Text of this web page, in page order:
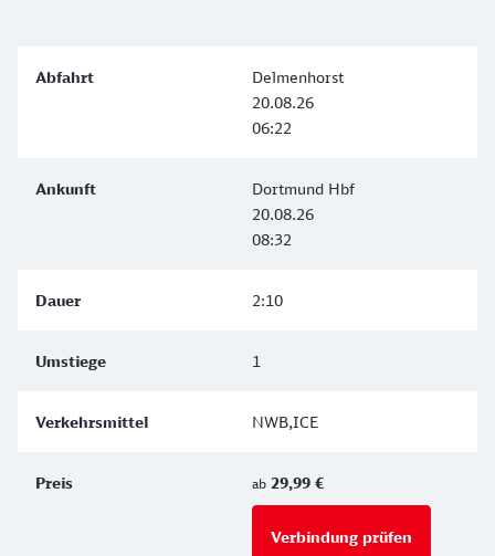
Delmenhorst
20.08.26
06:22
Dortmund Hbf
20.08.26
08:32
2:10
1
NWB,ICE
ab 29,99 €
Verbindung prüfen